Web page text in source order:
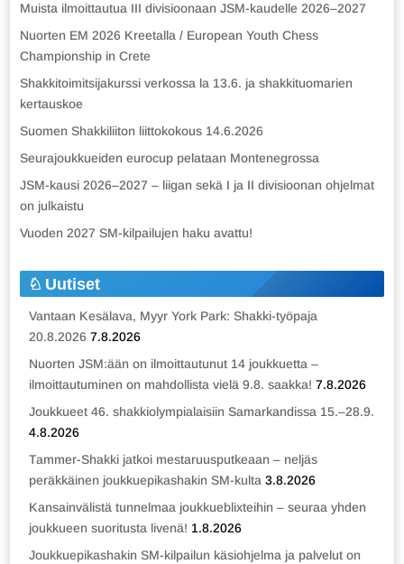
Muista ilmoittautua III divisioonaan JSM-kaudelle 2026–2027
Nuorten EM 2026 Kreetalla / European Youth Chess
Championship in Crete
Shakkitoimitsijakurssi verkossa la 13.6. ja shakkituomarien
kertauskoe
Suomen Shakkiliiton liittokokous 14.6.2026
Seurajoukkueiden eurocup pelataan Montenegrossa
JSM-kausi 2026–2027 – liigan sekä I ja II divisioonan ohjelmat
on julkaistu
Vuoden 2027 SM-kilpailujen haku avattu!
Uutiset
Vantaan Kesälava, Myyr York Park: Shakki-työpaja
20.8.2026 7.8.2026
Nuorten JSM:ään on ilmoittautunut 14 joukkuetta –
ilmoittautuminen on mahdollista vielä 9.8. saakka! 7.8.2026
Joukkueet 46. shakkiolympialaisiin Samarkandissa 15.–28.9.
4.8.2026
Tammer-Shakki jatkoi mestaruusputkeaan – neljäs
peräkkäinen joukkuepikashakin SM-kulta 3.8.2026
Kansainvälistä tunnelmaa joukkueblixteihin – seuraa yhden
joukkueen suoritusta livenä! 1.8.2026
Joukkuepikashakin SM-kilpailun käsiohjelma ja palvelut on